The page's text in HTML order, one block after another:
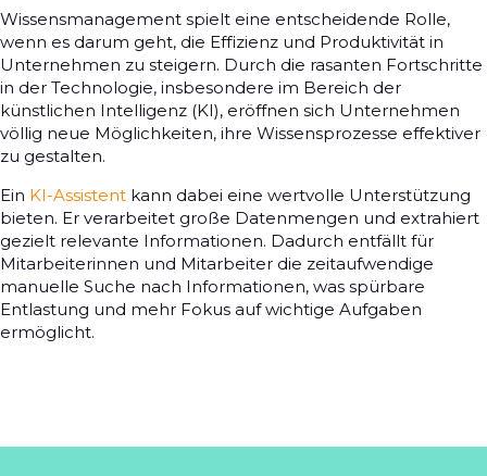
Wissensmanagement spielt eine entscheidende Rolle,
wenn es darum geht, die Effizienz und Produktivität in
Unternehmen zu steigern. Durch die rasanten Fortschritte
in der Technologie, insbesondere im Bereich der
künstlichen Intelligenz (KI), eröffnen sich Unternehmen
völlig neue Möglichkeiten, ihre Wissensprozesse effektiver
zu gestalten.
Ein KI-Assistent kann dabei eine wertvolle Unterstützung
bieten. Er verarbeitet große Datenmengen und extrahiert
gezielt relevante Informationen. Dadurch entfällt für
Mitarbeiterinnen und Mitarbeiter die zeitaufwendige
manuelle Suche nach Informationen, was spürbare
Entlastung und mehr Fokus auf wichtige Aufgaben
ermöglicht.